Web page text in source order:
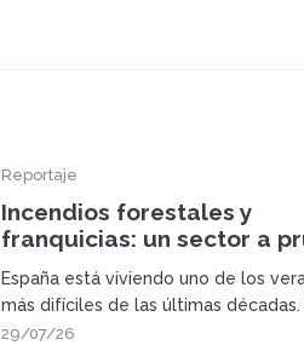
Reportaje
Incendios forestales y
franquicias: un sector a
España está viviendo uno de los
más difíciles de las últimas décadas.
29/07/26